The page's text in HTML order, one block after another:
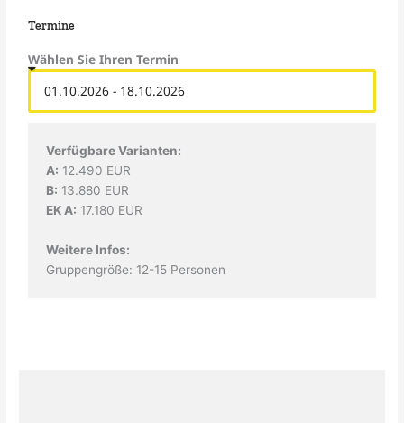
Termine
Wählen Sie Ihren Termin
Verfügbare Varianten:
A: 12.490 EUR
B: 13.880 EUR
EK A: 17.180 EUR
Weitere Infos:
Gruppengröße: 12-15 Personen